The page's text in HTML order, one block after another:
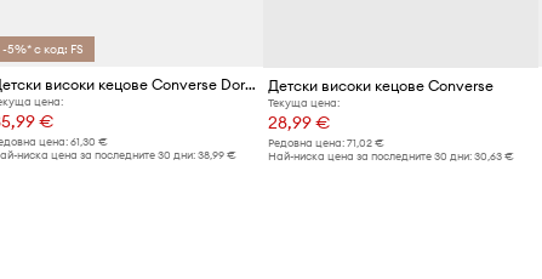
-5%* с код: FS
Детски високи кецове Converse Doraemon · Converse Chuck Taylor All Star
цена:
€
цена: 61,30 €
ниска цена за последните 30 дни: 38,99 €
Детски високи кецове Converse
Текуща цена:
28,99 €
Редовна цена: 71,02 €
Най-ниска цена за последните 30 дни: 30,63 €